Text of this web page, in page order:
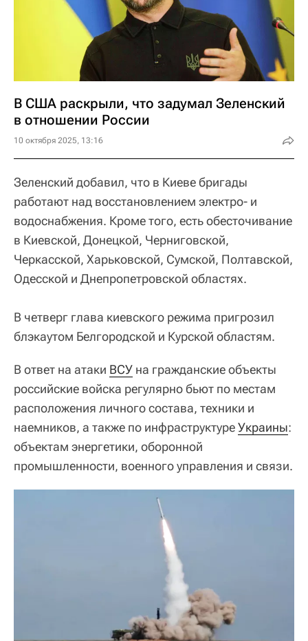
В США раскрыли, что задумал Зеленский
в отношении России
10 октября 2025, 13:16
Зеленский добавил, что в Киеве бригады
работают над восстановлением электро- и
водоснабжения. Кроме того, есть обесточивание
в Киевской, Донецкой, Черниговской,
Черкасской, Харьковской, Сумской, Полтавской,
Одесской и Днепропетровской областях.
В четверг глава киевского режима пригрозил
блэкаутом Белгородской и Курской областям.
В ответ на атаки ВСУ на гражданские объекты
российские войска регулярно бьют по местам
расположения личного состава, техники и
наемников, а также по инфраструктуреУкраины:
объектам энергетики, оборонной
промышленности, военного управления и связи.